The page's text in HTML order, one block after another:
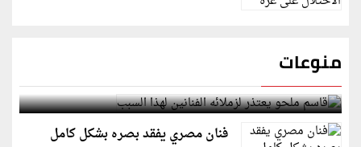
منوعات
قاسم ملحو يعتذر لزملائه الفنانين لهذا السبب
فنان مصري يفقد بصره بشكل كامل